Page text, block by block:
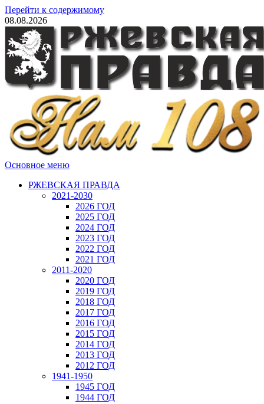
Перейти к содержимому
08.08.2026
Основное меню
РЖЕВСКАЯ ПРАВДА
2021-2030
2026 ГОД
2025 ГОД
2024 ГОД
2023 ГОД
2022 ГОД
2021 ГОД
2011-2020
2020 ГОД
2019 ГОД
2018 ГОД
2017 ГОД
2016 ГОД
2015 ГОД
2014 ГОД
2013 ГОД
2012 ГОД
1941-1950
1945 ГОД
1944 ГОД